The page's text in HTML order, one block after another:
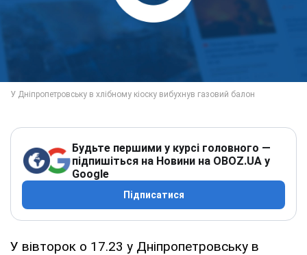
Будьте першими у курсі головного —
підпишіться на Новини на OBOZ.UA у
Google
Підписатися
У вівторок о 17.23 у Дніпропетровську в